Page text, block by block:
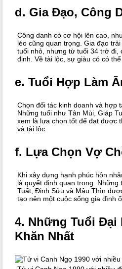
d. Gia Đạo, Công
Công danh có cơ hội lên cao,
léo cũng quan trọng. Gia đạo
tuổi nhỏ, nhưng từ tuổi 34 trở đi,
định. Về tài lộc, sự giàu có có
e.Tuổi Hợp Làm
Chọn đối tác kinh doanh và hợp
Những tuổi như Tân Mùi, Giáp
xem là lựa chọn tốt để đạt được
và tài lộc.
f. Lựa Chọn Vợ
Khi xây dựng hạnh phúc hôn
là quyết định quan trọng. Những
Tuất, Đinh Sửu và Mậu Thìn
tạo nên một cuộc sống gia đình
4. Những Tuổi Đại
Khăn Nhất